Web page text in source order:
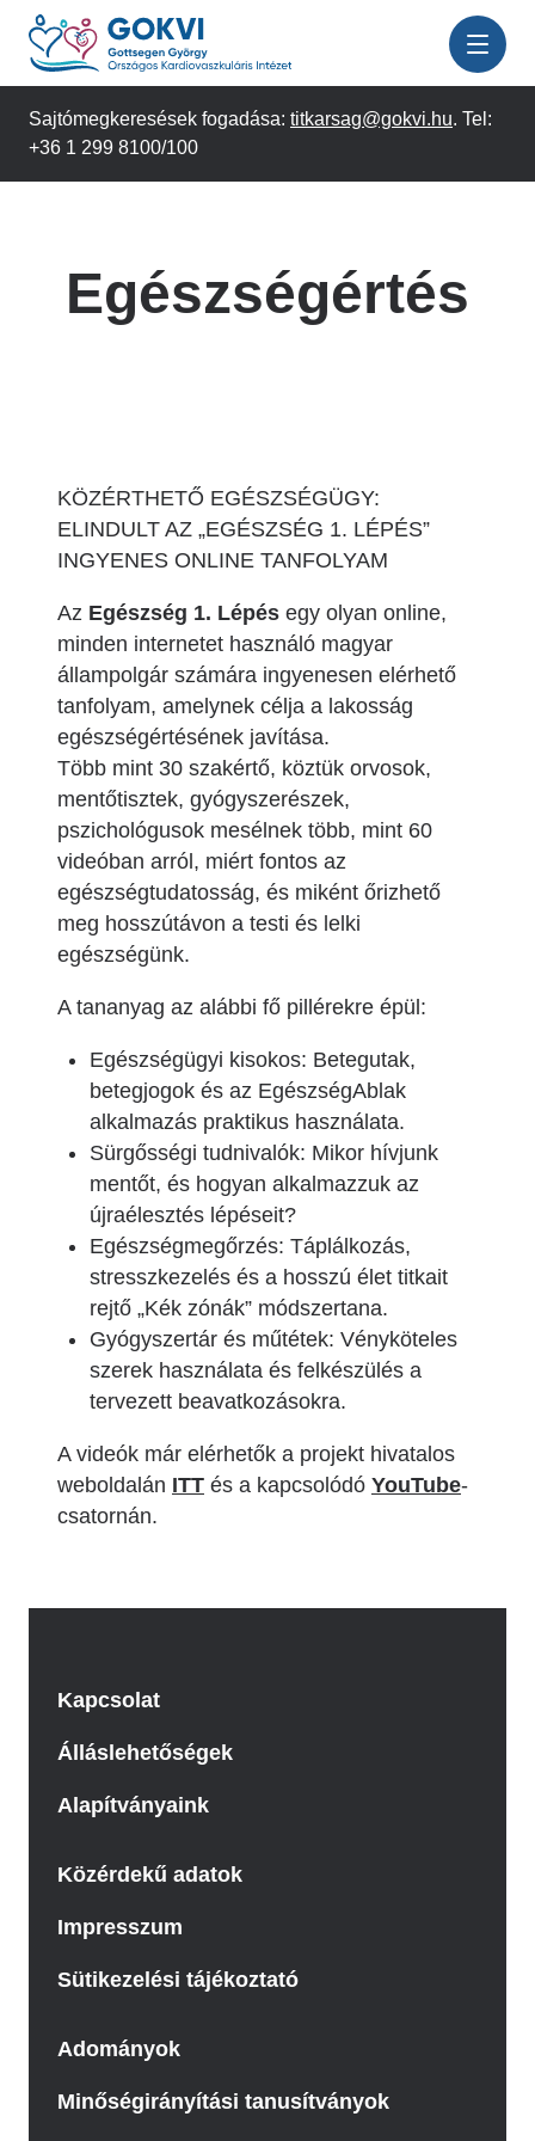
Ugrás
tartalomra
Sajtómegkeresések fogadása: titkarsag@gokvi.hu. Tel:
+36 1 299 8100/100
Egészségértés
KÖZÉRTHETŐ EGÉSZSÉGÜGY:
ELINDULT AZ „EGÉSZSÉG 1. LÉPÉS”
INGYENES ONLINE TANFOLYAM
Az Egészség 1. Lépés egy olyan online,
minden internetet használó magyar
állampolgár számára ingyenesen elérhető
tanfolyam, amelynek célja a lakosság
egészségértésének javítása.
Több mint 30 szakértő, köztük orvosok,
mentőtisztek, gyógyszerészek,
pszichológusok mesélnek több, mint 60
videóban arról, miért fontos az
egészségtudatosság, és miként őrizhető
meg hosszútávon a testi és lelki
egészségünk.
A tananyag az alábbi fő pillérekre épül:
Egészségügyi kisokos: Betegutak,
betegjogok és az EgészségAblak
alkalmazás praktikus használata.
Sürgősségi tudnivalók: Mikor hívjunk
mentőt, és hogyan alkalmazzuk az
újraélesztés lépéseit?
Egészségmegőrzés: Táplálkozás,
stresszkezelés és a hosszú élet titkait
rejtő „Kék zónák” módszertana.
Gyógyszertár és műtétek: Vényköteles
szerek használata és felkészülés a
tervezett beavatkozásokra.
A videók már elérhetők a projekt hivatalos
weboldalán ITT és a kapcsolódó YouTube-
csatornán.
Kapcsolat
Álláslehetőségek
Alapítványaink
Közérdekű adatok
Impresszum
Sütikezelési tájékoztató
Adományok
Minőségirányítási tanusítványok